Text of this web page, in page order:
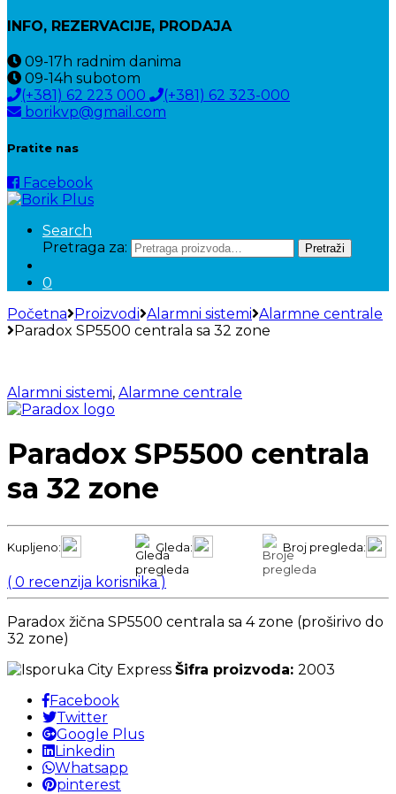
INFO, REZERVACIJE, PRODAJA
09-17h radnim danima
09-14h subotom
(+381) 62 223 000
(+381) 62 323-000
borikvp@gmail.com
Pratite nas
Facebook
Search
Pretraga za:
Pretraži
0
Početna Proizvodi Alarmni sistemi Alarmne centrale
Paradox SP5500 centrala sa 32 zone
Alarmni sistemi, Alarmne centrale
Paradox SP5500 centrala
sa 32 zone
Kupljeno: Gleda: Broj pregleda:
( 0 recenzija korisnika )
Paradox žična SP5500 centrala sa 4 zone (proširivo do
32 zone)
Šifra proizvoda: 2003
Facebook
Twitter
Google Plus
Linkedin
Whatsapp
pinterest